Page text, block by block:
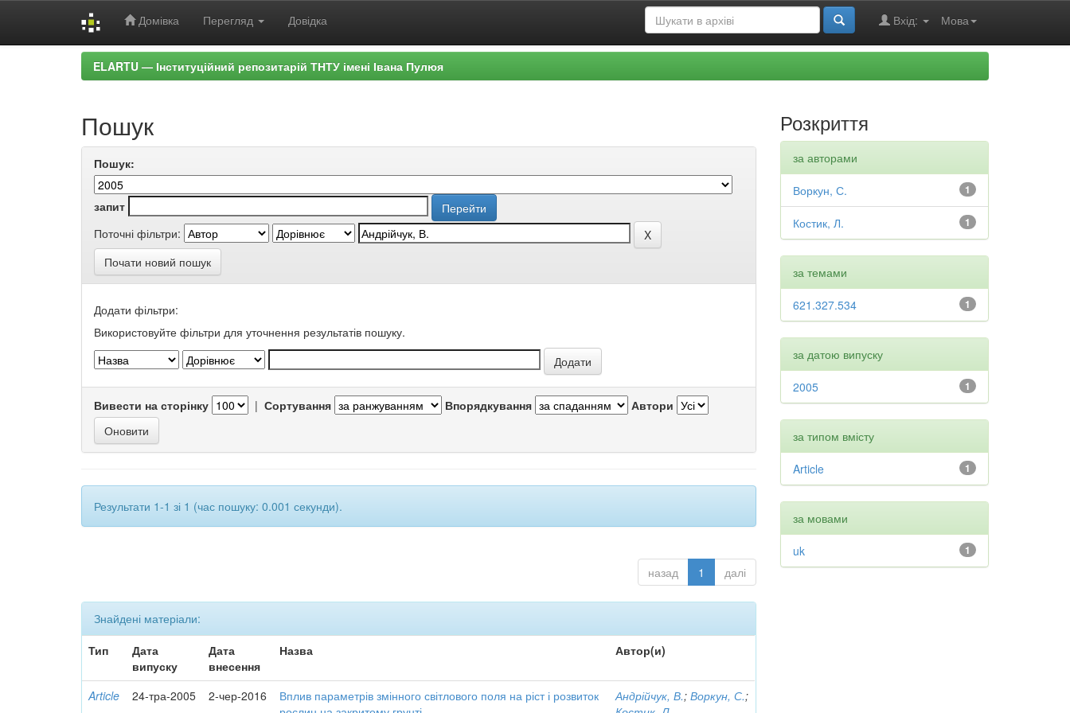
Домівка Перегляд Довідка Мова
Вхід:
ELARTU — Інституційний репозитарій ТНТУ імені Івана Пулюя
Пошук
Пошук:
запит
Поточні фільтри:
Почати новий пошук
Додати фільтри:
Використовуйте фільтри для уточнення результатів пошуку.
Вивести на сторінку | Сортування Впорядкування Автори
Результати 1-1 зі 1 (час пошуку: 0.001 секунди).
назад 1 далі
Знайдені матеріали:
Тип
Дата
випуску
Дата
внесення
Назва Автор(и)
Article 24-тра-2005 2-чер-2016
Вплив параметрів змінного світлового поля на ріст і розвиток
Андрійчук, В.;Воркун, С.;
Розкриття
за авторами
1
Воркун, С.
1
Костик, Л.
за темами
1
621.327.534
за датою випуску
1
2005
за типом вмісту
1
Article
за мовами
1
uk